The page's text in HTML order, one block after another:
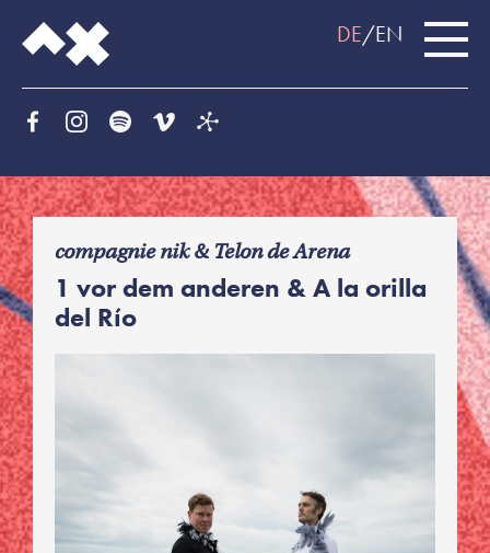
DE EN
f
compagnie nik & Telon de Arena
1 vor dem anderen & A la orilla
del Río